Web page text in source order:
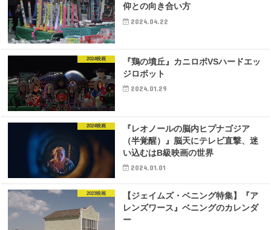
仰との向き合い方
2024.04.22
2024映画
『鶏の墳丘』カニロボVSハードエッ
ジロボット
2024.01.29
2024映画
『レオノールの脳内ヒプナゴジア
（半覚醒）』脳天にテレビ直撃、迷
い込むはB級映画の世界
2024.01.01
2023映画
【ジェイムズ・ベニング特集】『ア
レンズワース』ベニングのカレンダ
ー